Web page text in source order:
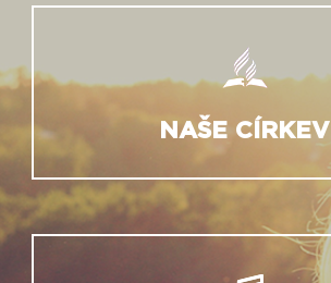
NAŠE CÍRKEV